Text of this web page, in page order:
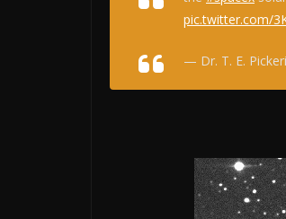
pic.twitter.com/
— Dr. T. E.